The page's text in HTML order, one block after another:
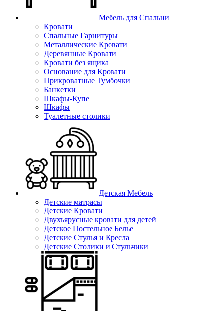
Мебель для Спальни
Кровати
Спальные Гарнитуры
Металлические Кровати
Деревянные Кровати
Кровати без ящика
Основание для Кровати
Прикроватные Тумбочки
Банкетки
Шкафы-Купе
Шкафы
Туалетные столики
Детская Мебель
Детские матрасы
Детские Кровати
Двухъярусные кровати для детей
Детское Постельное Белье
Детские Стулья и Кресла
Детские Столики и Стульчики